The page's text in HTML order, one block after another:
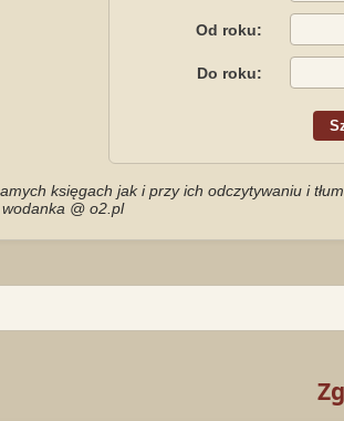
Od roku:
Do roku:
księgach jak i przy ich odczytywaniu i
@ o2.pl